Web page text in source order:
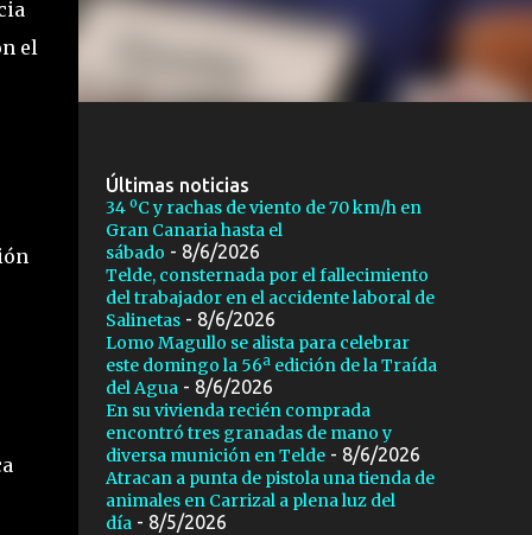
el
Últimas noticias
34 ºC y rachas de viento de 70 km/h en
Gran Canaria hasta el
sábado - 8/6/2026
Telde, consternada por el fallecimiento
del trabajador en el accidente laboral de
Salinetas- 8/6/2026
Lomo Magullo se alista para celebrar
este domingo la 56ª edición de la Traída
del Agua - 8/6/2026
En su vivienda recién comprada
encontró tres granadas de mano y
diversa munición en Telde- 8/6/2026
Atracan a punta de pistola una tienda de
animales en Carrizal a plena luz del
día - 8/5/2026